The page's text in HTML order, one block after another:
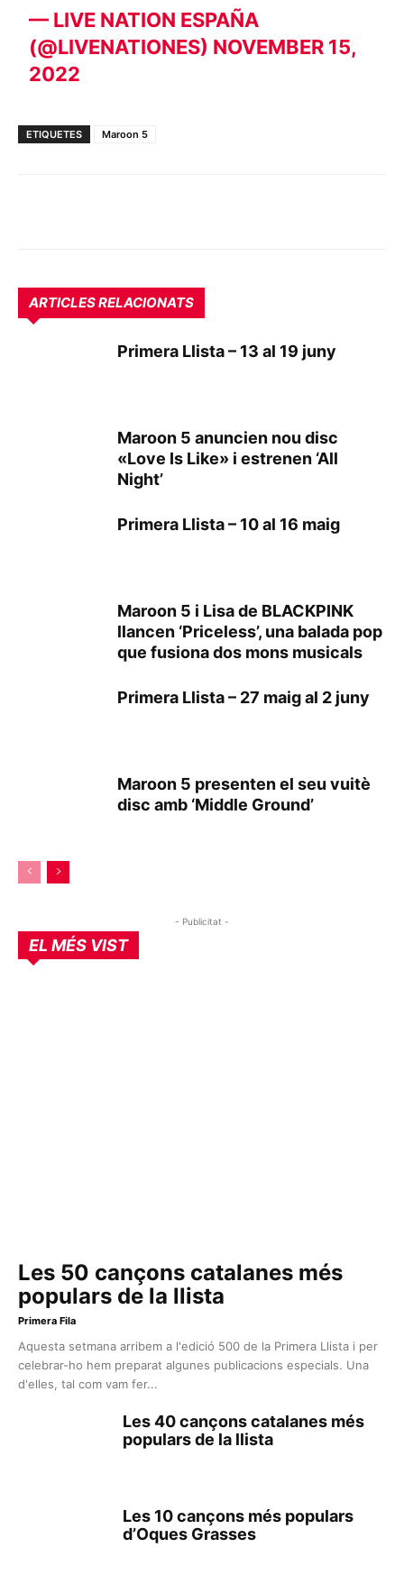
— LIVE NATION ESPAÑA
(@LIVENATIONES) NOVEMBER 15,
2022
ETIQUETES Maroon 5
ARTICLES RELACIONATS
Primera Llista – 13 al 19 juny
Maroon 5 anuncien nou disc
«Love Is Like» i estrenen ‘All
Night’
Primera Llista – 10 al 16 maig
Maroon 5 i Lisa de BLACKPINK
llancen ‘Priceless’, una balada pop
que fusiona dos mons musicals
Primera Llista – 27 maig al 2 juny
Maroon 5 presenten el seu vuitè
disc amb ‘Middle Ground’
- Publicitat -
EL MÉS VIST
Les 50 cançons catalanes més
populars de la llista
Primera Fila
Aquesta setmana arribem a l'edició 500 de la Primera Llista i per
celebrar-ho hem preparat algunes publicacions especials. Una
d'elles, tal com vam fer...
Les 40 cançons catalanes més
populars de la llista
Les 10 cançons més populars
d’Oques Grasses